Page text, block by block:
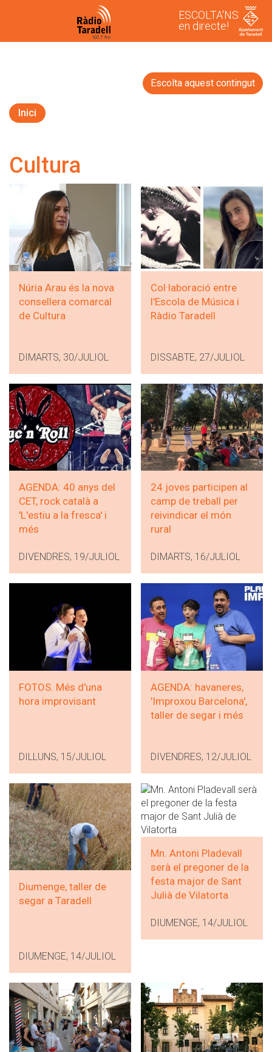
ESCOLTA'NS
en directe!
Escolta aquest contingut
Inici
Cultura
Núria Arau és la nova
consellera comarcal
de Cultura
DIMARTS, 30/JULIOL
Col·laboració entre
l'Escola de Música i
Ràdio Taradell
DISSABTE, 27/JULIOL
AGENDA: 40 anys del
CET, rock català a
'L'estiu a la fresca' i
més
DIVENDRES, 19/JULIOL
24 joves participen al
camp de treball per
reivindicar el món
rural
DIMARTS, 16/JULIOL
FOTOS. Més d'una
hora improvisant
DILLUNS, 15/JULIOL
AGENDA: havaneres,
'Improxou Barcelona',
taller de segar i més
DIVENDRES, 12/JULIOL
Diumenge, taller de
segar a Taradell
DIUMENGE, 14/JULIOL
Mn. Antoni Pladevall
serà el pregoner de la
festa major de Sant
Julià de Vilatorta
DIUMENGE, 14/JULIOL